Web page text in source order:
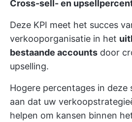
Cross-sell- en
Deze KPI meet het succes
verkooporganisatie in het
bestaande accounts door
upselling.
Hogere percentages in deze
aan dat uw
helpen om kansen binnen